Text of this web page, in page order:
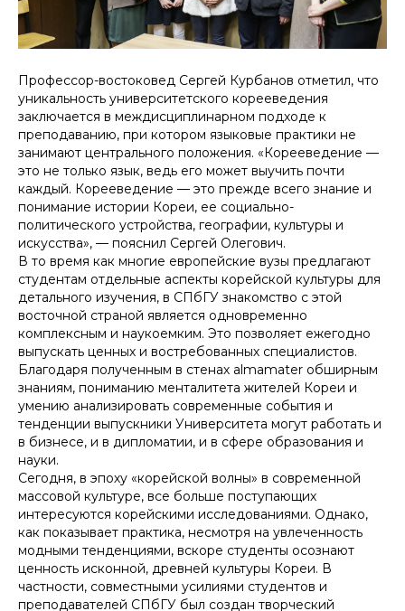
Профессор-востоковед Сергей Курбанов отметил, что
уникальность университетского корееведения
заключается в междисциплинарном подходе к
преподаванию, при котором языковые практики не
занимают центрального положения. «Корееведение —
это не только язык, ведь его может выучить почти
каждый. Корееведение — это прежде всего знание и
понимание истории Кореи, ее социально-
политического устройства, географии, культуры и
искусства», — пояснил Сергей Олегович.
В то время как многие европейские вузы предлагают
студентам отдельные аспекты корейской культуры для
детального изучения, в СПбГУ знакомство с этой
восточной страной является одновременно
комплексным и наукоемким. Это позволяет ежегодно
выпускать ценных и востребованных специалистов.
Благодаря полученным в стенах almamater обширным
знаниям, пониманию менталитета жителей Кореи и
умению анализировать современные события и
тенденции выпускники Университета могут работать и
в бизнесе, и в дипломатии, и в сфере образования и
науки.
Сегодня, в эпоху «корейской волны» в современной
массовой культуре, все больше поступающих
интересуются корейскими исследованиями. Однако,
как показывает практика, несмотря на увлеченность
модными тенденциями, вскоре студенты осознают
ценность исконной, древней культуры Кореи. В
частности, совместными усилиями студентов и
преподавателей СПбГУ был создан творческий